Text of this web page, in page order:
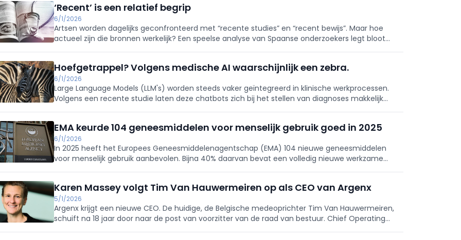
‘Recent’ is een relatief begrip
6/1/2026
Artsen worden dagelijks geconfronteerd met “recente studies” en “recent bewijs”. Maar hoe
actueel zijn die bronnen werkelijk? Een speelse analyse van Spaanse onderzoekers legt bloot
Hoefgetrappel? Volgens medische AI waarschijnlijk een zebra.
6/1/2026
Large Language Models (LLM's) worden steeds vaker geïntegreerd in klinische werkprocessen.
Volgens een recente studie laten deze chatbots zich bij het stellen van diagnoses makkelijk
EMA keurde 104 geneesmiddelen voor menselijk gebruik goed in 2025
6/1/2026
In 2025 heeft het Europees Geneesmiddelenagentschap (EMA) 104 nieuwe geneesmiddelen
voor menselijk gebruik aanbevolen. Bijna 40% daarvan bevat een volledig nieuwe werkzame
Karen Massey volgt Tim Van Hauwermeiren op als CEO van Argenx
5/1/2026
Argenx krijgt een nieuwe CEO. De huidige, de Belgische medeoprichter Tim Van Hauwermeiren,
schuift na 18 jaar door naar de post van voorzitter van de raad van bestuur. Chief Operating